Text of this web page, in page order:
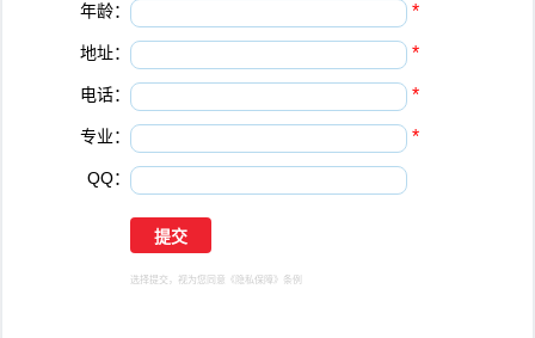
年龄： *
地址： *
电话： *
专业： *
QQ：
选择提交，视为您同意 《隐私保障》 条例